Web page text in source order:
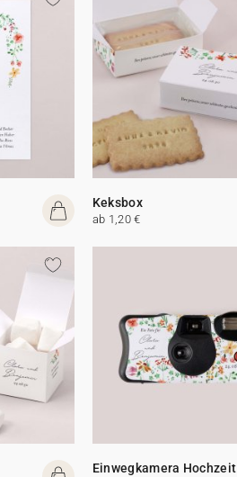
Keksbox
ab 1,20 €
Einwegkamera Hochzeit